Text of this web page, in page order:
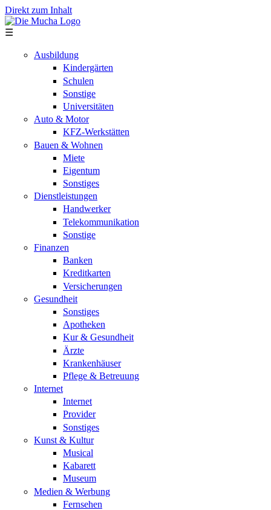
Direkt zum Inhalt
☰
Ausbildung
Kindergärten
Schulen
Sonstige
Universitäten
Auto & Motor
KFZ-Werkstätten
Bauen & Wohnen
Miete
Eigentum
Sonstiges
Dienstleistungen
Handwerker
Telekommunikation
Sonstige
Finanzen
Banken
Kreditkarten
Versicherungen
Gesundheit
Sonstiges
Apotheken
Kur & Gesundheit
Ärzte
Krankenhäuser
Pflege & Betreuung
Internet
Internet
Provider
Sonstiges
Kunst & Kultur
Musical
Kabarett
Museum
Medien & Werbung
Fernsehen